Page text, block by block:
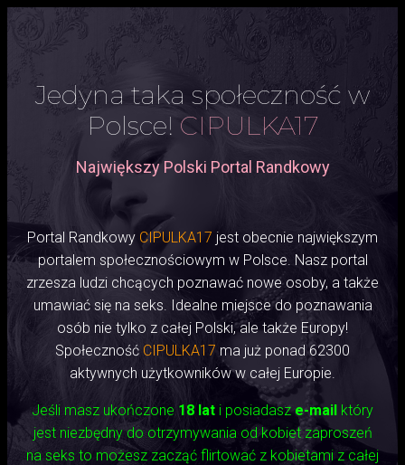
Jedyna taka społeczność w
Polsce! CIPULKA17
Największy Polski Portal Randkowy
Portal Randkowy CIPULKA17 jest obecnie największym
portalem społecznościowym w Polsce. Nasz portal
zrzesza ludzi chcących poznawać nowe osoby, a także
umawiać się na seks. Idealne miejsce do poznawania
osób nie tylko z całej Polski, ale także Europy!
Społeczność CIPULKA17 ma już ponad 62300
aktywnych użytkowników w całej Europie.
Jeśli masz ukończone 18 lat i posiadasze-mail który
jest niezbędny do otrzymywania od kobiet zaproszeń
na seks to możesz zacząć flirtować z kobietami z całej